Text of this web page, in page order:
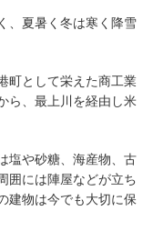
、夏暑く冬は寒く降雪
町として栄えた商工業
ら、最上川を経由し米
塩や砂糖、海産物、古
囲には陣屋などが立ち
建物は今でも大切に保